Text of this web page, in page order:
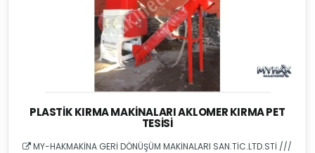
PLASTIK KIRMA MAKINALARI AKLOMER KIRMA PET
TESISI
MY-HAKMAKİNA GERİ DÖNÜŞÜM MAKİNALARI SAN.TİC.LTD.STİ ///